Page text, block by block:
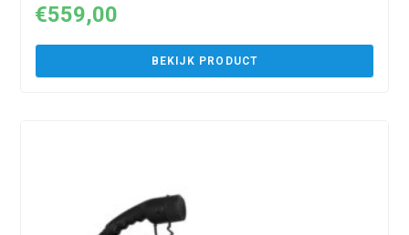
€559,00
BEKIJK PRODUCT